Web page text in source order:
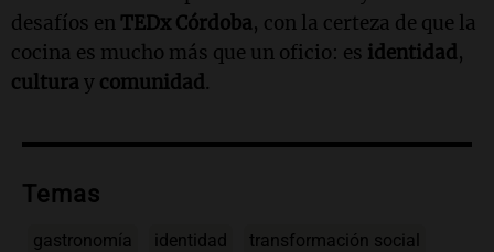
desafíos en TEDx Córdoba, con la certeza de que la
cocina es mucho más que un oficio: es identidad ,
cultura y comunidad .
Temas
gastronomía identidad transformación social